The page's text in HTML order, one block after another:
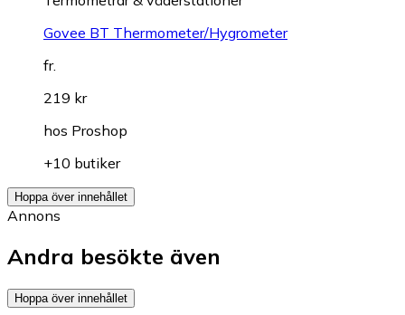
Govee BT Thermometer/Hygrometer
fr.
219 kr
hos Proshop
+10 butiker
Hoppa över innehållet
Annons
Andra besökte även
Hoppa över innehållet